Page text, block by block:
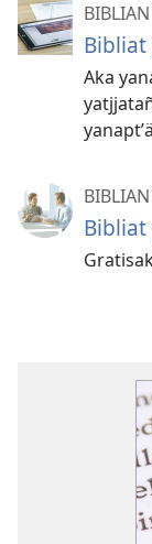
Bibliat
Aka
Bibliat